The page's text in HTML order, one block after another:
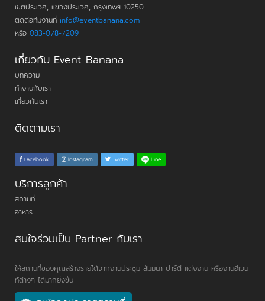
เขตประเวศ, แขวงประเวศ, กรุงเทพฯ 10250
ติดต่อทีมงานที่ info@eventbanana.com
หรือ 083-078-7209
เกี่ยวกับ Event Banana
บทความ
ทำงานกับเรา
เกี่ยวกับเรา
ติดตามเรา
Facebook Instagram Twitter Line
บริการลูกค้า
สถานที่
อาหาร
สนใจร่วมเป็น Partner กับเรา
ให้สถานที่ของคุณสร้างรายได้จากงานประชุม สัมมนา ปาร์ตี้ แต่งงาน หรืองานอีเวน
ท์ต่างๆ ได้มากยิ่งขึ้น